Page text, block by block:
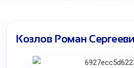
Козлов Роман